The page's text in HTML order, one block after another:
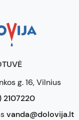
g. 16, Vilnius
2107220
vanda@dolovija.lt